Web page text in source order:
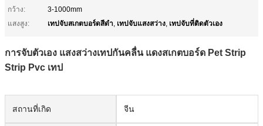
กว้าง:
3-1000mm
แสงสูง:
เทปจับสเกตบอร์ดสีดํา, เทปจับแสงสว่าง, เทปจับที่ติดตัวเอง
การจับตัวเอง แสงสว่างเทปกันคลื่น แดงสเกตบอร์ด Pet Strip
Strip Pvc เทป
สถานที่เกิด จีน